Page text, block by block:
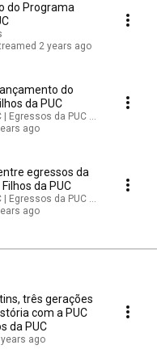
do Programa
2 years ago
do
da PUC
| Egressos da PUC Minas
ago
egressos da
Filhos da PUC
| Egressos da PUC Minas
ago
três gerações
com a PUC
da PUC
years ago